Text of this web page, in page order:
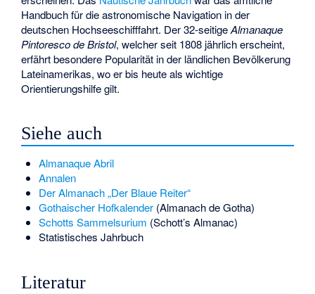
Handbuch für die astronomische Navigation in der
deutschen Hochseeschifffahrt. Der 32-seitigeAlmanaque
Pintoresco de Bristol, welcher seit 1808 jährlich erscheint,
erfährt besondere Popularität in der ländlichen Bevölkerung
Lateinamerikas, wo er bis heute als wichtige
Orientierungshilfe gilt.
Siehe auch
Almanaque Abril
Annalen
Der Almanach „Der Blaue Reiter“
Gothaischer Hofkalender(Almanach de Gotha)
Schotts Sammelsurium (Schott’s Almanac)
Statistisches Jahrbuch
Literatur